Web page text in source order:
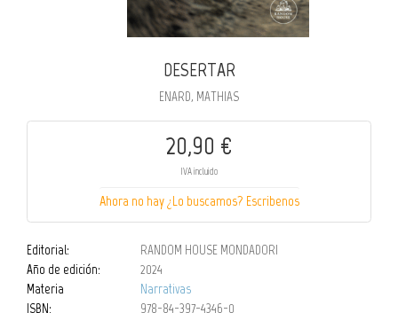
DESERTAR
ENARD, MATHIAS
20,90 €
IVA incluido
Ahora no hay ¿Lo buscamos? Escribenos
Editorial:
RANDOM HOUSE MONDADORI
Año de edición:
2024
Materia
Narrativas
ISBN:
978-84-397-4346-0